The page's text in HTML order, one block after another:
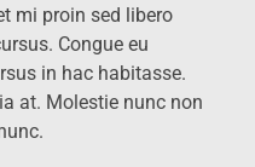
mi proin sed libero
Congue eu
in hac habitasse.
at. Molestie nunc non